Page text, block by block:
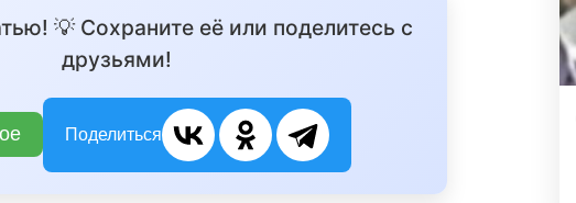
💡 Сохраните её или поделитесь с
друзьями!
Поделиться